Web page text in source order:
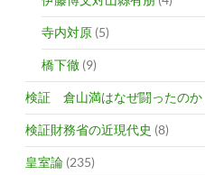
寺内対原 (5)
橋下徹 (9)
検証 倉山満はなぜ闘ったのか
検証財務省の近現代史 (8)
皇室論 (235)